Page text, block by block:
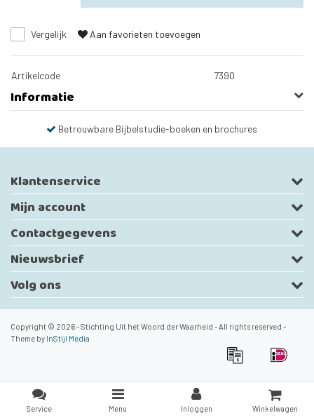
Vergelijk Aan favorieten toevoegen
Artikelcode 7390
Informatie
Betrouwbare Bijbelstudie-boeken en brochures
Klantenservice
Mijn account
Contactgegevens
Nieuwsbrief
Volg ons
Copyright © 2026 - Stichting Uit het Woord der Waarheid - All rights reserved -
Theme by InStijl Media
Service Menu Inloggen Winkelwagen